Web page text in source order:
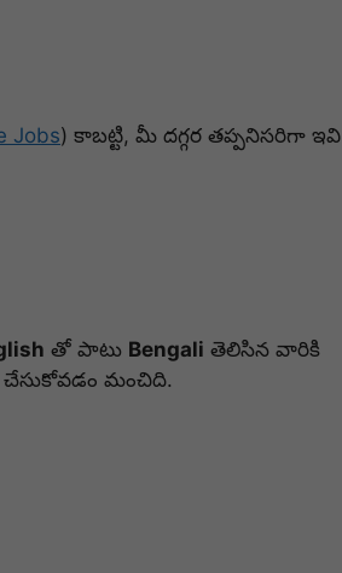
Jobs) కాబట్టి, మీ దగ్గర తప్పనిసరిగా ఇవి
తో పాటు Bengali తెలిసిన వారికి
చేసుకోవడం మంచిది.